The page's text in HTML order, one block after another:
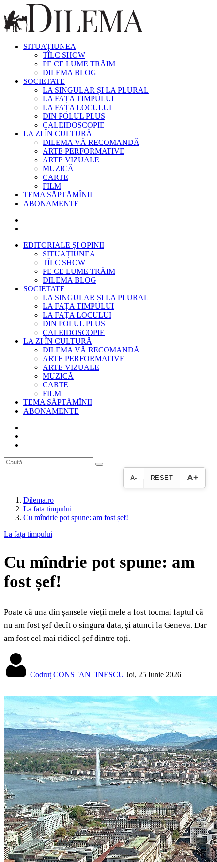
SITUAȚIUNEA
TÎLC SHOW
PE CE LUME TRĂIM
DILEMA BLOG
SOCIETATE
LA SINGULAR ȘI LA PLURAL
LA FAȚA TIMPULUI
LA FAȚA LOCULUI
DIN POLUL PLUS
CALEIDOSCOPIE
LA ZI ÎN CULTURĂ
DILEMA VĂ RECOMANDĂ
ARTE PERFORMATIVE
ARTE VIZUALE
MUZICĂ
CARTE
FILM
TEMA SĂPTĂMÎNII
ABONAMENTE
EDITORIALE ȘI OPINII
SITUAȚIUNEA
TÎLC SHOW
PE CE LUME TRĂIM
DILEMA BLOG
SOCIETATE
LA SINGULAR ȘI LA PLURAL
LA FAȚA TIMPULUI
LA FAȚA LOCULUI
DIN POLUL PLUS
CALEIDOSCOPIE
LA ZI ÎN CULTURĂ
DILEMA VĂ RECOMANDĂ
ARTE PERFORMATIVE
ARTE VIZUALE
MUZICĂ
CARTE
FILM
TEMA SĂPTĂMÎNII
ABONAMENTE
A- RESET A+
Dilema.ro
La fata timpului
Cu mîndrie pot spune: am fost șef!
La fața timpului
Cu mîndrie pot spune: am
fost șef!
Poate că una din șansele vieții mele a fost tocmai faptul că
nu am fost șef decît o singură dată, și atunci la Geneva. Dar
am fost cel mai ridicol șef dintre toți.
Codruț CONSTANTINESCU Joi, 25 Iunie 2026